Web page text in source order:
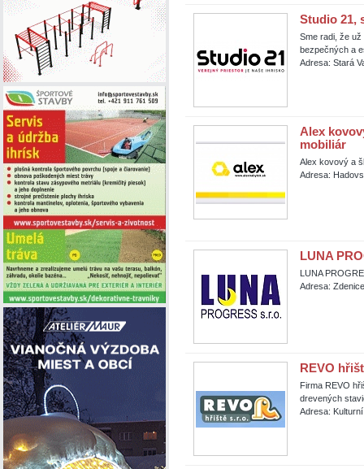
Studio 21,
Sme radi, že
bezpečných a
Adresa: Stará
Alex
mobiliár
Alex kovový a
Adresa:
LUNA
LUNA
Adresa:
REVO
Firma REVO
drevených
Adresa: